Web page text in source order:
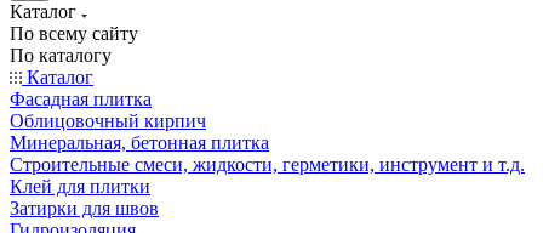
Каталог
По всему сайту
По каталогу
Каталог
Фасадная плитка
Облицовочный кирпич
Минеральная, бетонная плитка
Строительные смеси, жидкости, герметики, инструмент и т.д.
Клей для плитки
Затирки для швов